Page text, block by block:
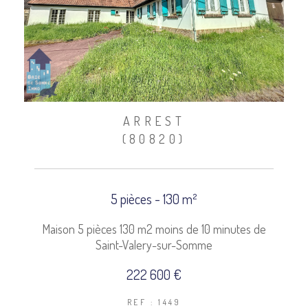
ARREST
(80820)
5 pièces - 130 m²
Maison 5 pièces 130 m2 moins de 10 minutes de
Saint-Valery-sur-Somme
222 600 €
REF : 1449